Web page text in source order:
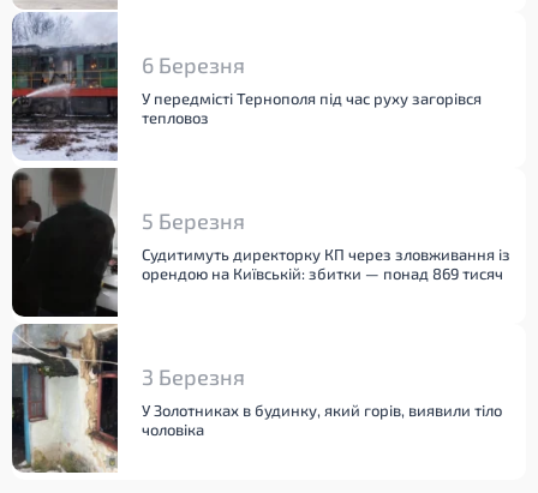
6 Березня
У передмісті Тернополя під час руху загорівся
тепловоз
5 Березня
Судитимуть директорку КП через зловживання із
орендою на Київській: збитки — понад 869 тисяч
3 Березня
У Золотниках в будинку, який горів, виявили тіло
чоловіка